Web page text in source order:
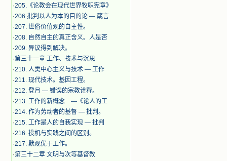
·205.《论教会在现代世界牧职宪章》
·206.批判以人为本的目的论 — 箴言
·207. 世俗价值观的自主性。
·208. 自然自主的真正含义。人是否
·209. 异议得到解决。
·第三十一章 工作、技术与沉思
·210. 人类中心主义与技术 — 工作
·211. 现代技术。基因工程。
·212. 登月 — 错误的宗教诠释。
·213. 工作的新概念 —《论人的工
·214. 作为劳动者的基督 — 批判。
·215. 工作是人的自我实现 — 批判
·216. 投机与实践之间的区别。
·217. 默观优于工作。
·第三十二章 文明与次等基督教